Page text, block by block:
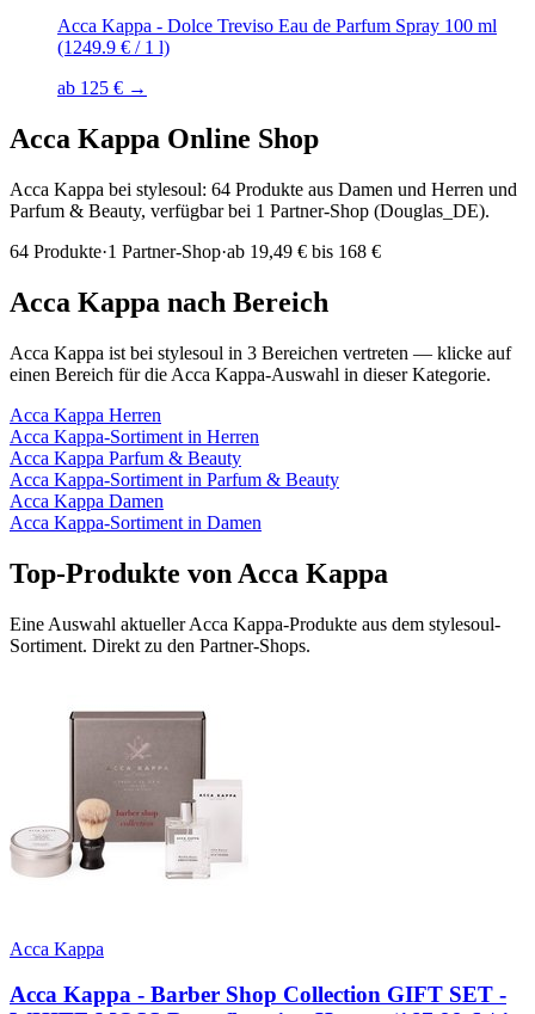
Acca Kappa - Dolce Treviso Eau de Parfum Spray 100 ml
(1249.9 € / 1 l)
ab 125 € →
Acca Kappa Online Shop
Acca Kappa bei stylesoul: 64 Produkte aus Damen und Herren und
Parfum & Beauty, verfügbar bei 1 Partner-Shop (Douglas_DE).
64 Produkte·1 Partner-Shop·ab 19,49 € bis 168 €
Acca Kappa nach Bereich
Acca Kappa ist bei stylesoul in 3 Bereichen vertreten — klicke auf
einen Bereich für die Acca Kappa-Auswahl in dieser Kategorie.
Acca Kappa Herren
Acca Kappa-Sortiment in Herren
Acca Kappa Parfum & Beauty
Acca Kappa-Sortiment in Parfum & Beauty
Acca Kappa Damen
Acca Kappa-Sortiment in Damen
Top-Produkte von Acca Kappa
Eine Auswahl aktuellerAcca Kappa-Produkte aus dem stylesoul-
Sortiment. Direkt zu den Partner-Shops.
Acca Kappa
Acca Kappa - Barber Shop Collection GIFT SET -